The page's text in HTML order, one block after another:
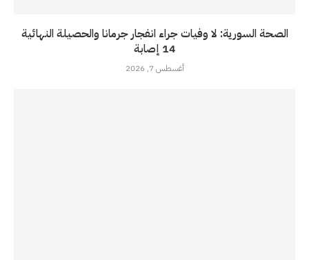
الصحة السورية: لا وفيات جراء انفجار جرمانا والحصيلة النهائية
14 إصابة
أغسطس 7, 2026